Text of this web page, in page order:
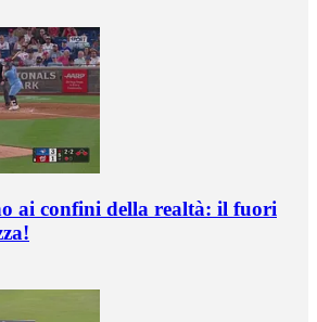
ai confini della realtà: il fuori